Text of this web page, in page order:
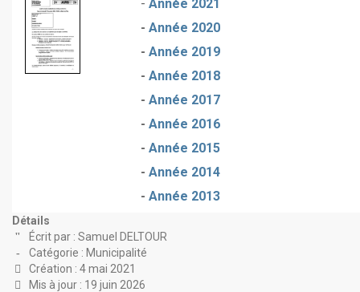
- Année 2021
- Année 2020
- Année 2019
- Année 2018
- Année 2017
- Année 2016
- Année 2015
- Année 2014
- Année 2013
Détails
Écrit par : Samuel DELTOUR
Catégorie : Municipalité
Création : 4 mai 2021
Mis à jour : 19 juin 2026